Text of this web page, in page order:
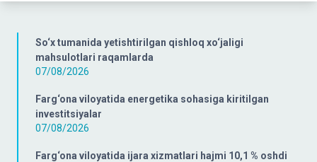
So‘x tumanida yetishtirilgan qishloq xo‘jaligi
mahsulotlari raqamlarda
07/08/2026
Farg‘ona viloyatida energetika sohasiga kiritilgan
investitsiyalar
07/08/2026
Farg‘ona viloyatida ijara xizmatlari hajmi 10,1 % oshdi